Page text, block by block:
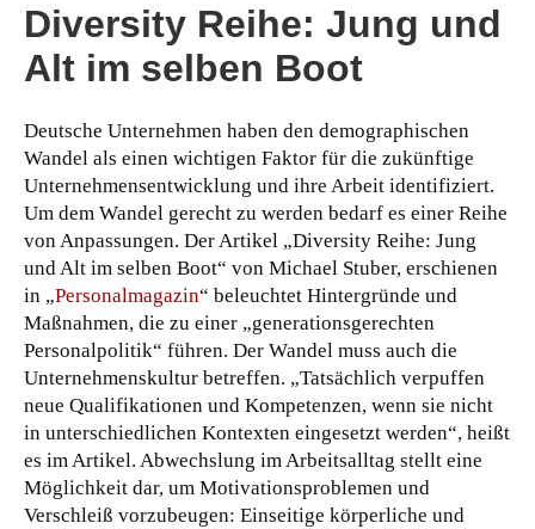
Diversity Reihe: Jung und
Alt im selben Boot
Deutsche Unternehmen haben den demographischen
Wandel als einen wichtigen Faktor für die zukünftige
Unternehmensentwicklung und ihre Arbeit identifiziert.
Um dem Wandel gerecht zu werden bedarf es einer Reihe
von Anpassungen. Der Artikel „Diversity Reihe: Jung
und Alt im selben Boot“ von Michael Stuber, erschienen
in „Personalmagazin“ beleuchtet Hintergründe und
Maßnahmen, die zu einer „generationsgerechten
Personalpolitik“ führen. Der Wandel muss auch die
Unternehmenskultur betreffen. „Tatsächlich verpuffen
neue Qualifikationen und Kompetenzen, wenn sie nicht
in unterschiedlichen Kontexten eingesetzt werden“, heißt
es im Artikel. Abwechslung im Arbeitsalltag stellt eine
Möglichkeit dar, um Motivationsproblemen und
Verschleiß vorzubeugen: Einseitige körperliche und